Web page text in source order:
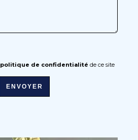
politique de confidentialité de ce site
ENVOYER